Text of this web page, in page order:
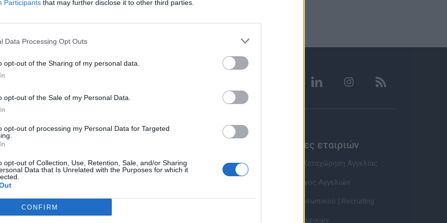
Participants that may further disclose it to other third parties.
Data Processing Opt Outs
opt-out of the Sharing of my personal data.
opt-out of the Sale of my Personal Data.
opt-out of processing my Personal Data for Targeted
opt-out of Collection, Use, Retention, Sale, and/or Sharing
Data that Is Unrelated with the Purposes for which it
CONFIRM
υποψηφίων
Online Βιογραφικού
Καριέρας
Περιγραφές Θέσεων Εργασίας
Υπολογισμός καθαρού μισθού
Υπηρεσίες εταιριών
Εγγραφή & Καταχώρηση Αγγελίας
Τιμοκατάλογος Αγγελιών
Εύρεση Προσωπικού | Recruiting
Βάση Βιογραφικών